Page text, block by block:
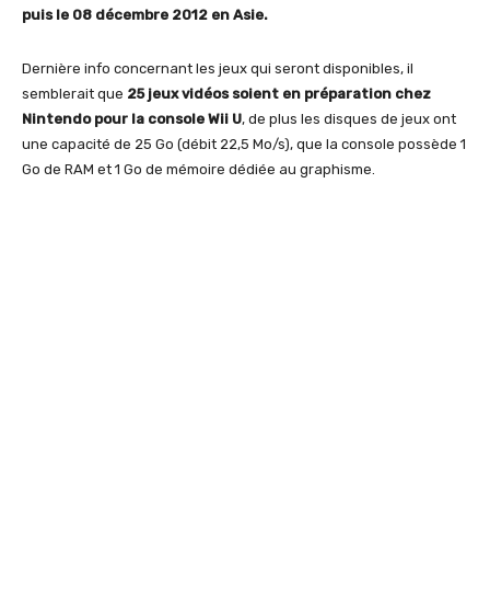
puis le 08 décembre 2012 en Asie.
Dernière info concernant les jeux qui seront disponibles, il
semblerait que 25 jeux vidéos soient en préparation chez
Nintendo pour la console Wii U, de plus les disques de jeux ont
une capacité de 25 Go (débit 22,5 Mo/s), que la console possède 1
Go de RAM et 1 Go de mémoire dédiée au graphisme.